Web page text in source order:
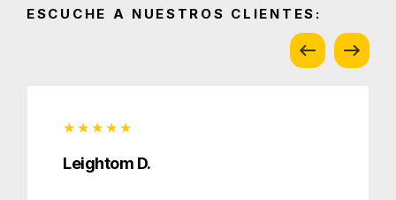
ESCUCHE A NUESTROS CLIENTES:
Leightom D.